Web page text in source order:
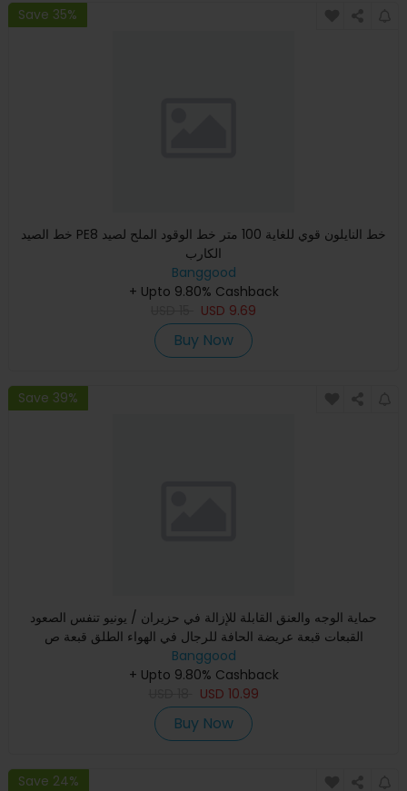
Save 35%
خط الصيد PE8 خط النايلون قوي للغاية 100 متر خط الوقود الملح لصيد
الكارب
Banggood
+ Upto 9.80% Cashback
USD 9.69
Buy Now
Save 39%
حماية الوجه والعنق القابلة للإزالة في حزيران / يونيو تنفس الصعود
القبعات قبعة عريضة الحافة للرجال في الهواء الطلق قبعة ص
Banggood
+ Upto 9.80% Cashback
USD 10.99
Buy Now
Save 24%